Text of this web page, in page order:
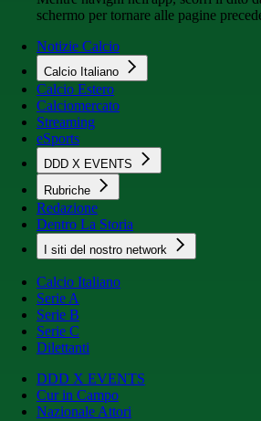
schermo per tornare alle pagine
Notizie Calcio
Calcio Italiano
Calcio Estero
Calciomercato
Streaming
eSports
DDD X EVENTS
Rubriche
Redazione
Dentro La Storia
I siti del nostro network
Calcio Italiano
Serie A
Serie B
Serie C
Dilettanti
DDD X EVENTS
Cur in Campo
Nazionale Attori